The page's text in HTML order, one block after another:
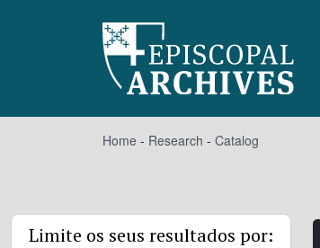
Home - Research - Catalog
Limite os seus resultados por: